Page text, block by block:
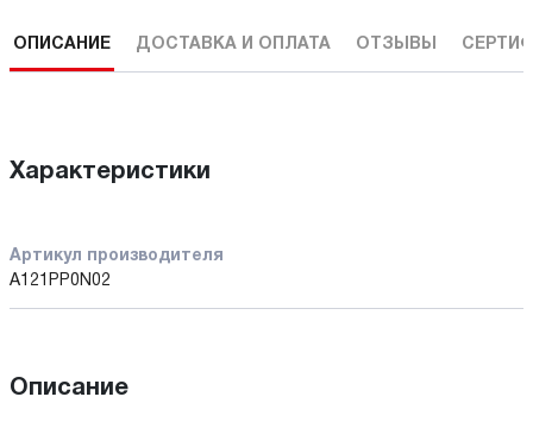
ОПИСАНИЕ ДОСТАВКА И ОПЛАТА ОТЗЫВЫ
Характеристики
Артикул производителя
A121PP0N02
Описание